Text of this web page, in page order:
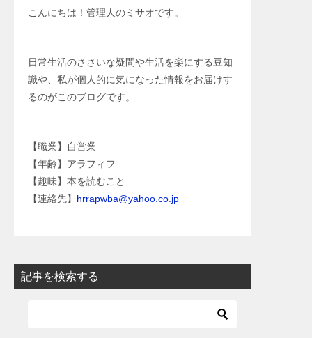
こんにちは！管理人のミサオです。
日常生活のささいな疑問や生活を楽にする豆知
識や、私が個人的に気になった情報をお届けす
るのがこのブログです。
【職業】自営業
【年齢】アラフィフ
【趣味】本を読むこと
【連絡先】 hrrapwba@yahoo.co.jp
記事を検索する